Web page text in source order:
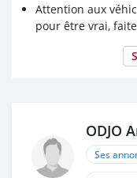
Attention aux
pour être vrai,
ODJO
Ses